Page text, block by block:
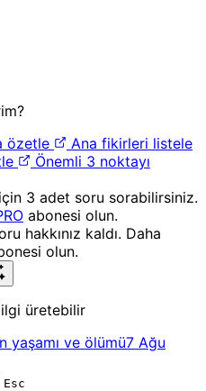
özetle
Ana fikirleri listele
Önemli 3 noktayı
3 adet soru sorabilirsiniz.
abonesi olun.
hakkınız kaldı. Daha
olun.
üretebilir
yaşamı ve ölümü7 Ağu
Esc